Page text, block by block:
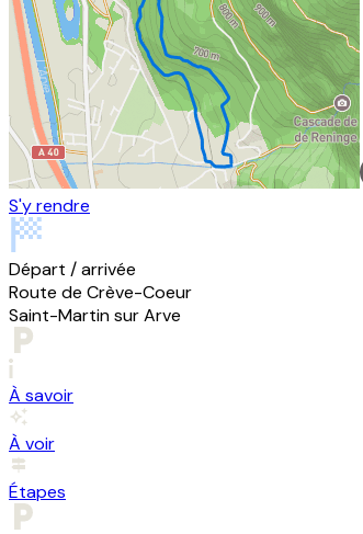
S'y rendre
Départ / arrivée
Route de Crève-Coeur
Saint-Martin sur Arve
À savoir
À voir
Étapes